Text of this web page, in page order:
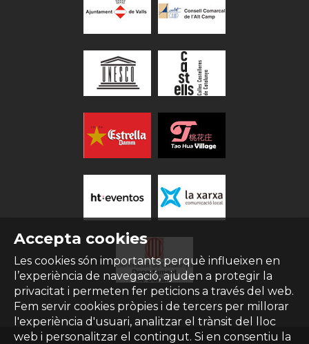
Accepta cookies
Les cookies són importants perquè influeixen en
l’experiència de navegació, ajuden a protegir la
privacitat i permeten fer peticions a través del web.
Fem servir cookies pròpies i de tercers per millorar
l'experiència d'usuari, analitzar el trànsit del lloc
web i personalitzar el contingut. Si en consentiu la